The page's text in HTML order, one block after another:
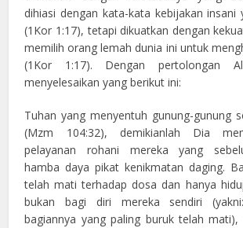
dihiasi dengan kata-kata kebijakan insani
(1Kor 1:17), tetapi dikuatkan dengan
memilih orang lemah dunia ini untuk
(1Kor 1:17). Dengan pertolongan
menyelesaikan yang berikut ini:
Tuhan yang menyentuh gunung-gunung
(Mzm 104:32), demikianlah Dia
pelayanan rohani mereka yang
hamba daya pikat kenikmatan daging.
telah mati terhadap dosa dan hanya
bukan bagi diri mereka sendiri
bagiannya yang paling buruk telah